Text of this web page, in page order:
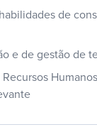
de
e de gestão de